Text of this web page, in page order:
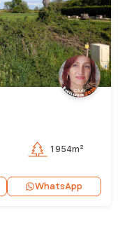
1 954m²
WhatsApp